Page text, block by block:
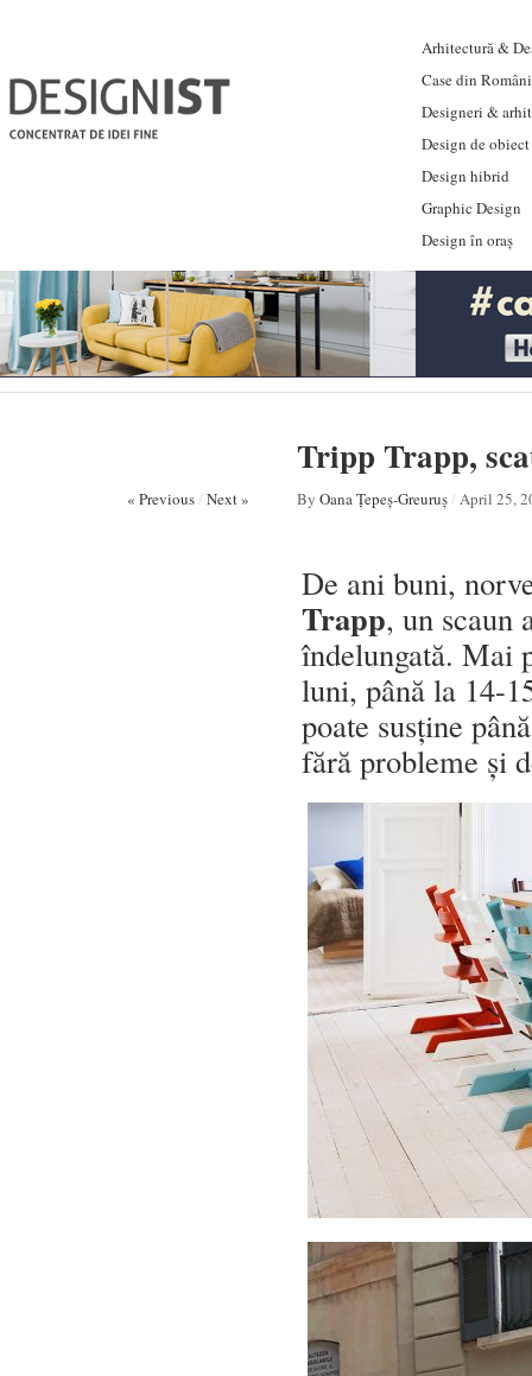
Arhitectură &
Case din
Designeri &
Design de obiect
Design hibrid
Graphic Design
Design în oraș
Tripp Trapp,
« Previous/ Next » By Oana Țepeș-Greuruș/ April 25,
De ani buni,
Trapp, un scaun
îndelungată. Mai
luni, până la 14-
poate susține
fără probleme și